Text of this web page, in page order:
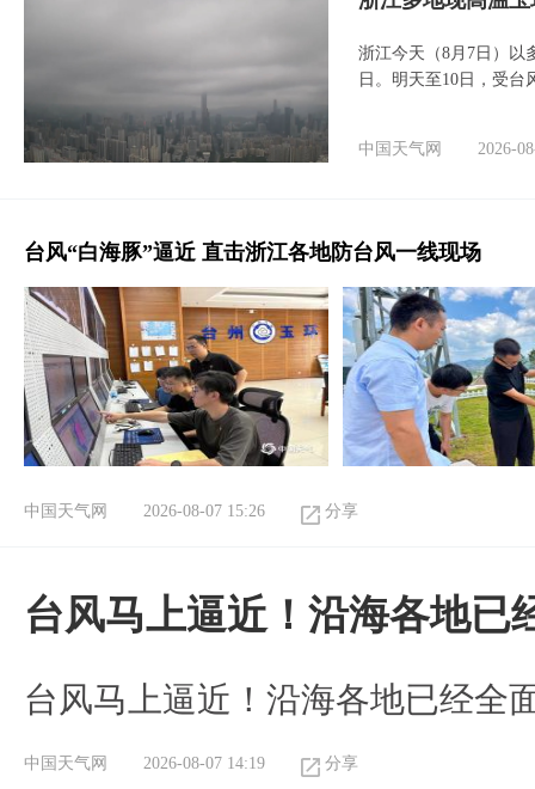
浙江今天（8月7日）以
日。明天至10日，受台
中国天气网 2026-
台风“白海豚”逼近 直击浙江各地防台风一线现场
中国天气网 2026-08-07 15:26 分享
台风马上逼近！沿海各地已
台风马上逼近！沿海各地已经全
中国天气网 2026-08-07 14:19 分享